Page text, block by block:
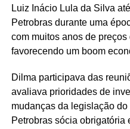
Luiz Inácio Lula da Silva
Petrobras durante uma
com muitos anos de
favorecendo um boom
Dilma participava das
avaliava prioridades de
mudanças da legislação do
Petrobras sócia obrigatória